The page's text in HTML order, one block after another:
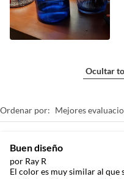
Ocultar
Ordenar por: Mejores
Buen diseño
por Ray R
El color es muy similar al que